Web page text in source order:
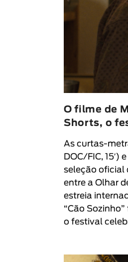
O filme de
Shorts, o
As curtas-
DOC/FIC, 15′) e
seleção oficial
entre a Olhar
estreia
“Cão Sozinho”
o festival